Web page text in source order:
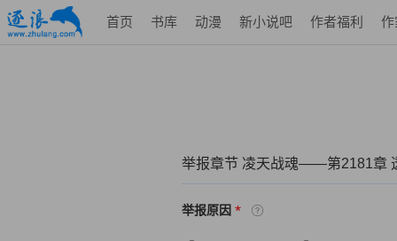
首页 书库 动漫 新小说吧 作者福利 作
举报章节 凌天战魂——第2181章
举报原因 *